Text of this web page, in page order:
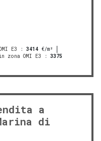
E3 : 3414 €/m²
zona OMI E3 : 3375
a
di